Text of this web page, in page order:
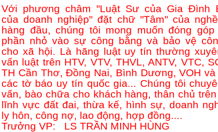
Với phương châm "Luật Sư của Gia Đình
của doanh nghiệp" đặt chữ "Tâm" của
hàng đầu, chúng tôi mong muốn đóng góp
phần nhỏ vào sự công bằng và bảo vệ
cho xã hội. Là hãng luật uy tín thường
vấn luật trên HTV, VTV, THVL, ANTV, VTC,
TH Cần Thơ, Đồng Nai, Bình Dương, VOH và
các tờ báo uy tín quốc gia... Chúng tôi
vấn, bào chữa cho khách hàng, thân chủ
lĩnh vực đất đai, thừa kế, hình sự, doanh
ly hôn, công nợ, lao động, hợp đồng....
Trưởng VP: LS TRẦN MINH HÙNG